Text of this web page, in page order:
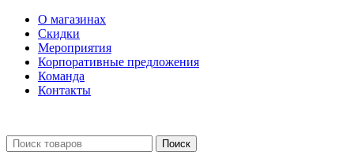
О магазинах
Скидки
Мероприятия
Корпоративные предложения
Команда
Контакты
Поиск